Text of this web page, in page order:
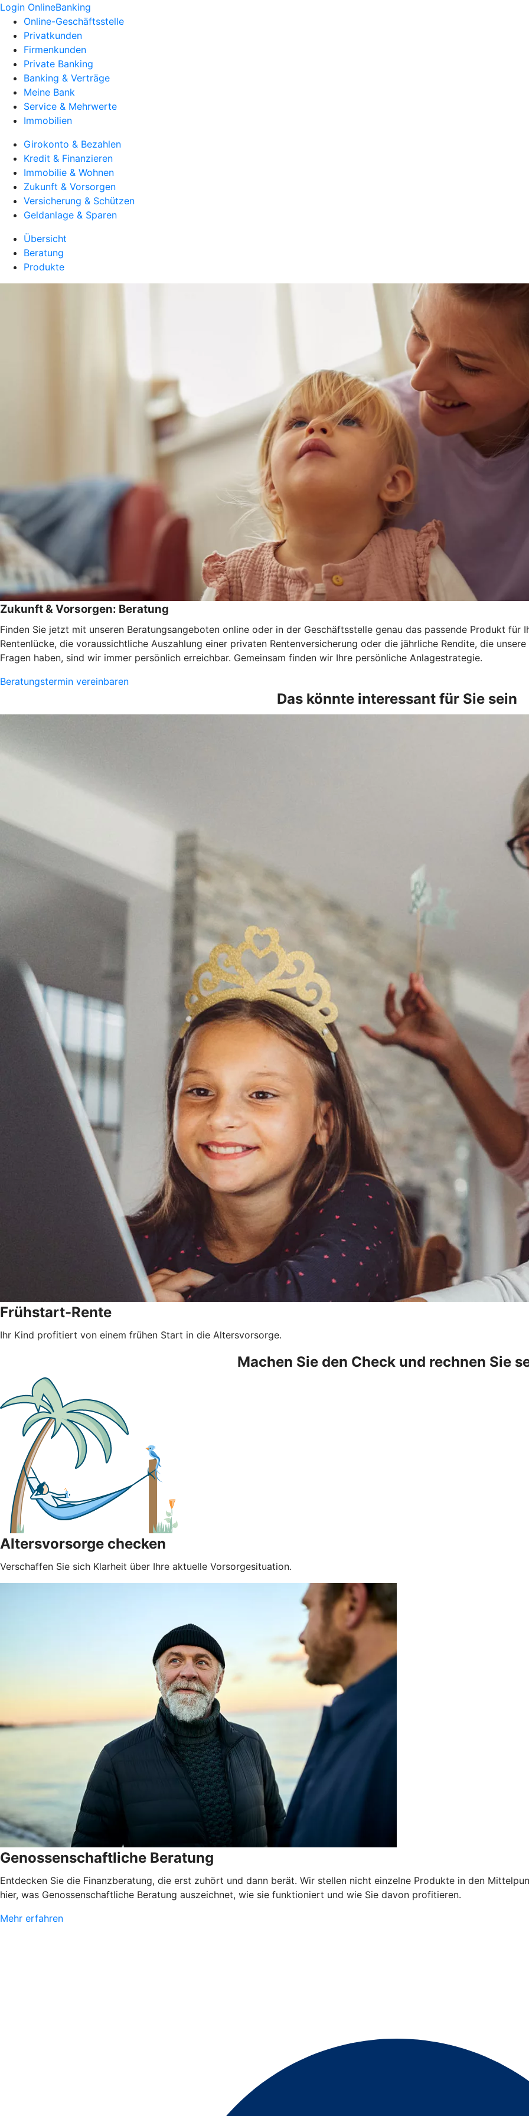
Login OnlineBanking
Online-Geschäftsstelle
Privatkunden
Firmenkunden
Private Banking
Banking & Verträge
Meine Bank
Service & Mehrwerte
Immobilien
Girokonto & Bezahlen
Kredit & Finanzieren
Immobilie & Wohnen
Zukunft & Vorsorgen
Versicherung & Schützen
Geldanlage & Sparen
Übersicht
Beratung
Produkte
Zukunft & Vorsorgen: Beratung
Finden Sie jetzt mit unseren Beratungsangeboten online oder in der Geschäftsstelle genau das passende Produkt für
Rentenlücke, die voraussichtliche Auszahlung einer privaten Rentenversicherung oder die jährliche Rendite, die
Fragen haben, sind wir immer persönlich erreichbar. Gemeinsam finden wir Ihre persönliche Anlagestrategie.
Beratungstermin vereinbaren
Das könnte interessant für Sie sein
Frühstart-Rente
Ihr Kind profitiert von einem frühen Start in die Altersvorsorge.
Machen Sie den Check und rechnen Sie
Altersvorsorge checken
Verschaffen Sie sich Klarheit über Ihre aktuelle Vorsorgesituation.
Genossenschaftliche Beratung
Entdecken Sie die Finanzberatung, die erst zuhört und dann berät. Wir stellen nicht einzelne Produkte in den
hier, was Genossenschaftliche Beratung auszeichnet, wie sie funktioniert und wie Sie davon profitieren.
Mehr erfahren